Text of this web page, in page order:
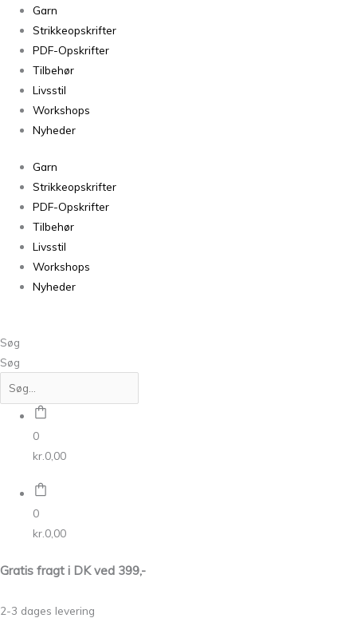
Garn
Strikkeopskrifter
PDF-Opskrifter
Tilbehør
Livsstil
Workshops
Nyheder
Garn
Strikkeopskrifter
PDF-Opskrifter
Tilbehør
Livsstil
Workshops
Nyheder
Søg
Søg
0
kr. 0,00
0
kr. 0,00
Gratis fragt i DK ved 399,-
2-3 dages levering
Tynn
Olivengrønn
9062
antal